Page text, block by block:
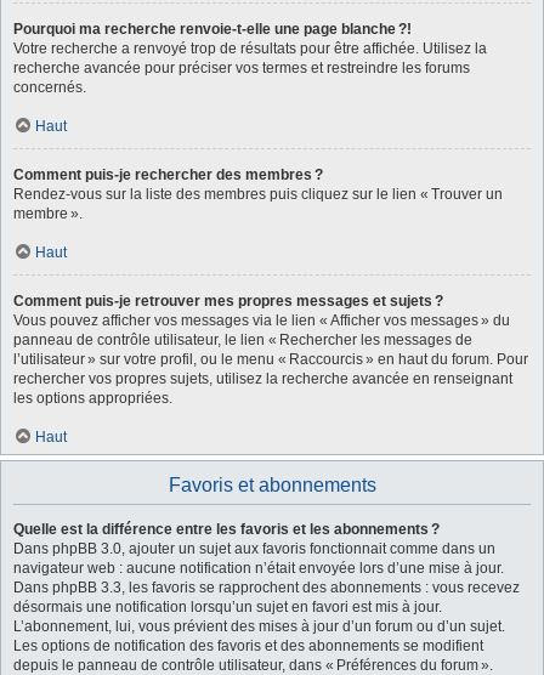
Pourquoi ma recherche renvoie-t-elle une page blanche ?!
Votre recherche a renvoyé trop de résultats pour être affichée. Utilisez la
recherche avancée pour préciser vos termes et restreindre les forums
concernés.
Haut
Comment puis-je rechercher des membres ?
Rendez-vous sur la liste des membres puis cliquez sur le lien « Trouver un
membre ».
Haut
Comment puis-je retrouver mes propres messages et sujets ?
Vous pouvez afficher vos messages via le lien « Afficher vos messages » du
panneau de contrôle utilisateur, le lien « Rechercher les messages de
l’utilisateur » sur votre profil, ou le menu « Raccourcis » en haut du forum. Pour
rechercher vos propres sujets, utilisez la recherche avancée en renseignant
les options appropriées.
Haut
Favoris et abonnements
Quelle est la différence entre les favoris et les abonnements ?
Dans phpBB 3.0, ajouter un sujet aux favoris fonctionnait comme dans un
navigateur web : aucune notification n’était envoyée lors d’une mise à jour.
Dans phpBB 3.3, les favoris se rapprochent des abonnements : vous recevez
désormais une notification lorsqu’un sujet en favori est mis à jour.
L’abonnement, lui, vous prévient des mises à jour d’un forum ou d’un sujet.
Les options de notification des favoris et des abonnements se modifient
depuis le panneau de contrôle utilisateur, dans « Préférences du forum ».